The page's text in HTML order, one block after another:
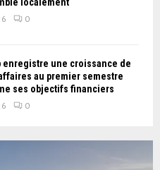
localement
0
enregistre une croissance de
au premier semestre
ses objectifs financiers
0